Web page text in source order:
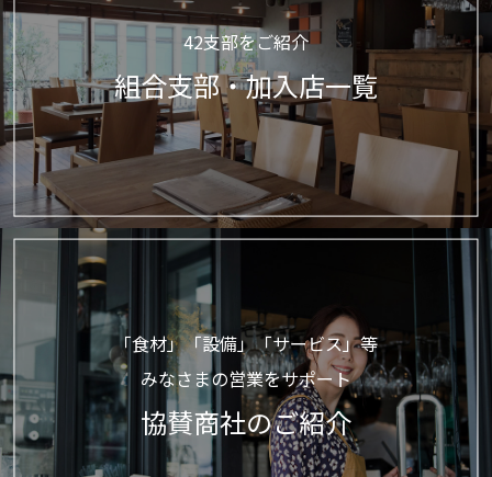
42支部をご紹介
組合支部・加入店一覧
「食材」「設備」「サービス」等
みなさまの営業をサポート
協賛商社のご紹介